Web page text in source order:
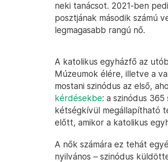
neki tanácsot. 2021-ben
posztjának második számú
legmagasabb rangú nő.
A katolikus egyházfő az
Múzeumok élére, illetve a
mostani szinódus az első,
kérdésekbe: a szinódus
kétségkívül megállapítható
előtt, amikor a katolikus
A nők számára ez tehát
nyilvános – szinódus